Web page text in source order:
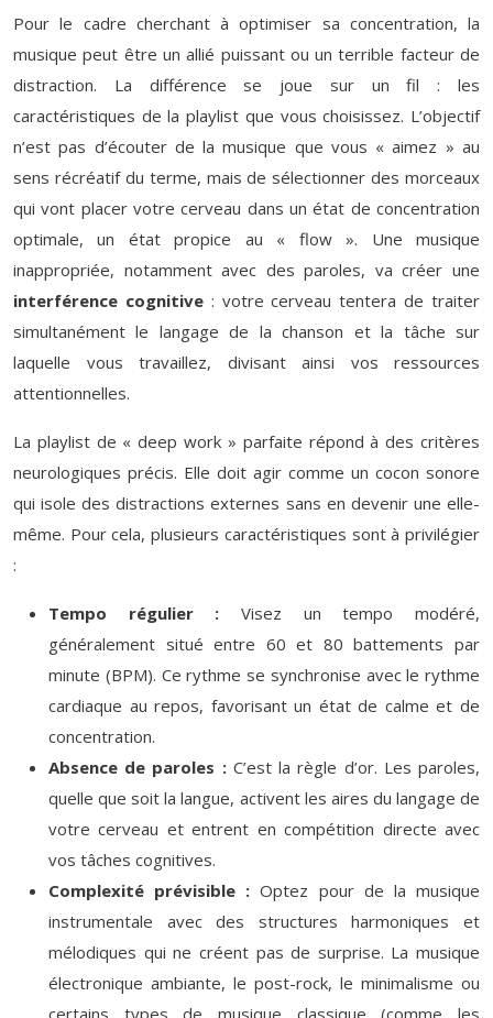
Pour le cadre cherchant à optimiser sa concentration, la
musique peut être un allié puissant ou un terrible facteur de
distraction. La différence se joue sur un fil : les
caractéristiques de la playlist que vous choisissez. L’objectif
n’est pas d’écouter de la musique que vous « aimez » au
sens récréatif du terme, mais de sélectionner des morceaux
qui vont placer votre cerveau dans un état de concentration
optimale, un état propice au « flow ». Une musique
inappropriée, notamment avec des paroles, va créer une
interférence cognitive: votre cerveau tentera de traiter
simultanément le langage de la chanson et la tâche sur
laquelle vous travaillez, divisant ainsi vos ressources
attentionnelles.
La playlist de « deep work » parfaite répond à des critères
neurologiques précis. Elle doit agir comme un cocon sonore
qui isole des distractions externes sans en devenir une elle-
même. Pour cela, plusieurs caractéristiques sont à privilégier
:
Tempo régulier : Visez un tempo modéré,
généralement situé entre 60 et 80 battements par
minute (BPM). Ce rythme se synchronise avec le rythme
cardiaque au repos, favorisant un état de calme et de
concentration.
Absence de paroles :C’est la règle d’or. Les paroles,
quelle que soit la langue, activent les aires du langage de
votre cerveau et entrent en compétition directe avec
vos tâches cognitives.
Complexité prévisible : Optez pour de la musique
instrumentale avec des structures harmoniques et
mélodiques qui ne créent pas de surprise. La musique
électronique ambiante, le post-rock, le minimalisme ou